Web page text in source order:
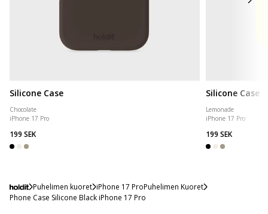
Silicone Case
Chocolate
iPhone 17 Pro
199 SEK
Silicone Case
Lemonade
iPhone 17 Pro
199 SEK
Puhelimen kuoret iPhone 17 ProPuhelimen Kuoret
Phone Case Silicone Black iPhone 17 Pro